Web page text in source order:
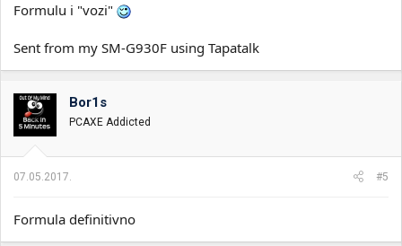
Formulu i "vozi"
Sent from my SM-G930F using Tapatalk
Bor1s
PCAXE Addicted
07.05.2017. #5
Formula definitivno